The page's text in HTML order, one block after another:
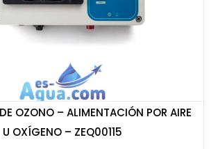
OZONO – ALIMENTACIÓN POR AIRE
U OXÍGENO – ZEQ00115